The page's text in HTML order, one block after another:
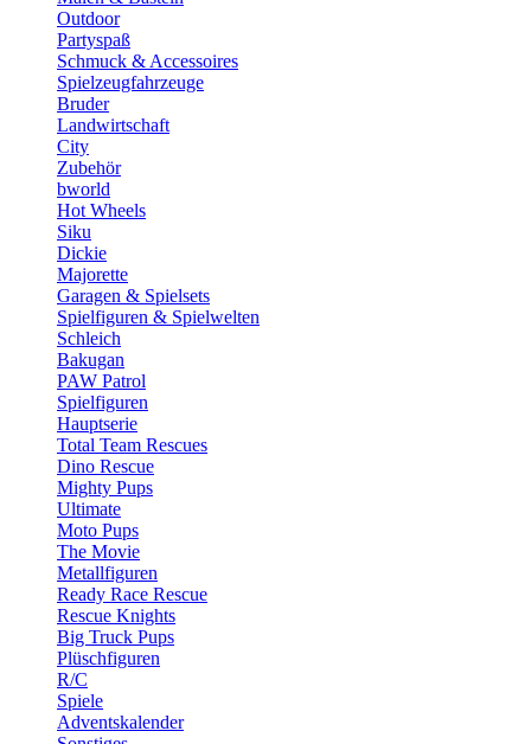
Outdoor
Partyspaß
Schmuck & Accessoires
Spielzeugfahrzeuge
Bruder
Landwirtschaft
City
Zubehör
bworld
Hot Wheels
Siku
Dickie
Majorette
Garagen & Spielsets
Spielfiguren & Spielwelten
Schleich
Bakugan
PAW Patrol
Spielfiguren
Hauptserie
Total Team Rescues
Dino Rescue
Mighty Pups
Ultimate
Moto Pups
The Movie
Metallfiguren
Ready Race Rescue
Rescue Knights
Big Truck Pups
Plüschfiguren
R/C
Spiele
Adventskalender